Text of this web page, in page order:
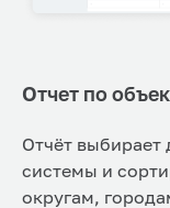
Отчет по
Отчёт выбирает
системы и
округам,